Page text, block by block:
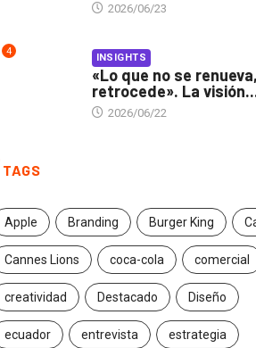
2026/06/23
4 INSIGHTS
«Lo que no se renueva,
retrocede». La
2026/06/22
TAGS
Apple Branding Burger King
Cannes Lions coca-cola comercial
creatividad Destacado Diseño
ecuador entrevista estrategia